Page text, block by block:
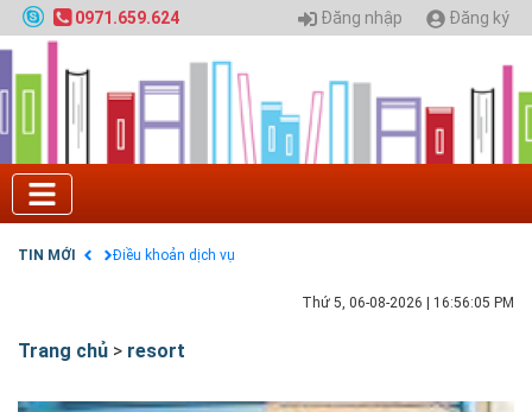
0971.659.624 Đăng nhập Đăng ký
TIN MỚI
trường đô thị - Đại học Kiến trúc Hà Nội
Quy hoạch chung hệ thống đê điều thành phố Hà
GIAO LƯU TRỰC TUYẾN - TƯ VẤN TUYỂN SINH ĐẠI
HỌC CHÍNH QUY ĐẠI HỌC KIẾN TRÚC NĂM 2020 -
SỐ 02
Nạp EP vào tài khoản bằng thẻ cào điện thoại
Điều khoản dịch vụ
Thứ 5, 06-08-2026 16:56:05 PM
Trang chủ > resort